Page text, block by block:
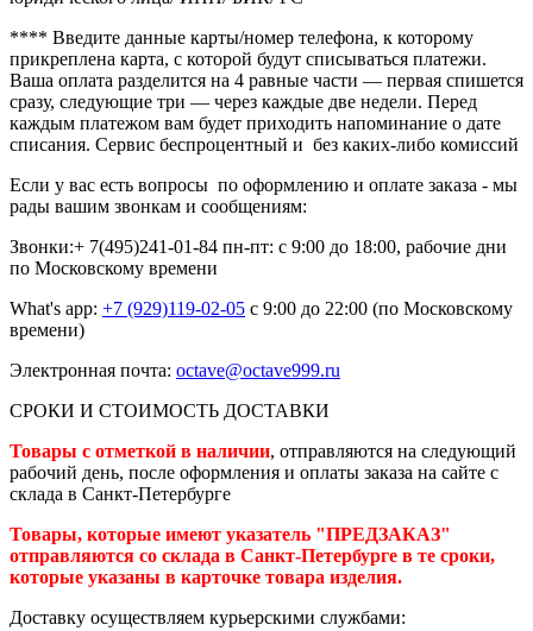
**** Введите данные карты/номер телефона, к которому
прикреплена карта, с которой будут списываться платежи.
Ваша оплата разделится на 4 равные части — первая спишется
сразу, следующие три — через каждые две недели. Перед
каждым платежом вам будет приходить напоминание о дате
списания. Сервис беспроцентный и без каких-либо комиссий
Если у вас есть вопросы по оформлению и оплате заказа - мы
рады вашим звонкам и сообщениям:
Звонки:+ 7(495)241-01-84 пн-пт: с 9:00 до 18:00, рабочие дни
по Московскому времени
What's app: +7 (929)119-02-05 с 9:00 до 22:00 (по Московскому
времени)
Электронная почта: octave@octave999.ru
СРОКИ И СТОИМОСТЬ ДОСТАВКИ
Товары с отметкой в наличии, отправляются на следующий
рабочий день, после оформления и оплаты заказа на сайте с
склада в Санкт-Петербурге
Товары, которые имеют указатель "ПРЕДЗАКАЗ"
отправляются со склада в Санкт-Петербурге в те сроки,
которые указаны в карточке товара изделия.
Доставку осуществляем курьерскими службами: